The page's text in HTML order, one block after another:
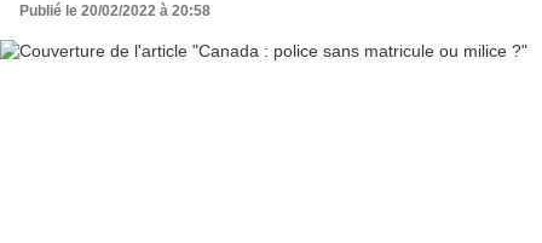
Publié le 20/02/2022 à 20:58